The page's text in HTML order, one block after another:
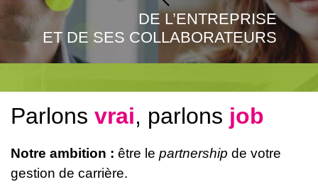
DE L’ENTREPRISE
ET DE SES COLLABORATEURS
Parlons vrai, parlons job
Notre ambition : être le partnership de votre
gestion de carrière.